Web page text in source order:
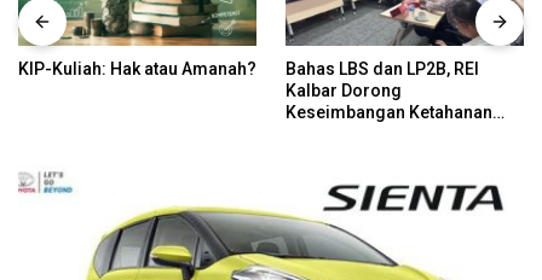
KIP-Kuliah: Hak atau Amanah?
Bahas LBS dan LP2B, REI
Kalbar Dorong
Keseimbangan Ketahanan